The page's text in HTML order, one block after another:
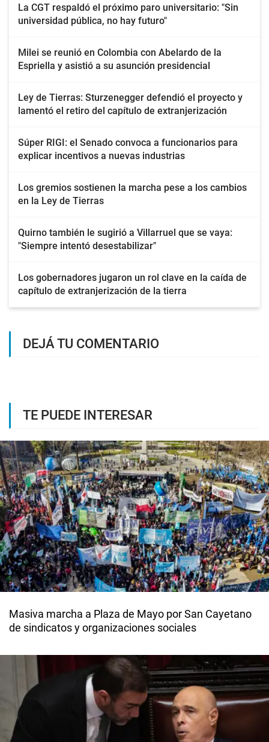
La CGT respaldó el próximo paro universitario: "Sin
universidad pública, no hay futuro"
Milei se reunió en Colombia con Abelardo de la
Espriella y asistió a su asunción presidencial
Ley de Tierras: Sturzenegger defendió el proyecto y
lamentó el retiro del capítulo de extranjerización
Súper RIGI: el Senado convoca a funcionarios para
explicar incentivos a nuevas industrias
Los gremios sostienen la marcha pese a los cambios
en la Ley de Tierras
Quirno también le sugirió a Villarruel que se vaya:
"Siempre intentó desestabilizar"
Los gobernadores jugaron un rol clave en la caída de
capítulo de extranjerización de la tierra
DEJÁ TU COMENTARIO
TE PUEDE INTERESAR
Masiva marcha a Plaza de Mayo por San Cayetano
de sindicatos y organizaciones sociales